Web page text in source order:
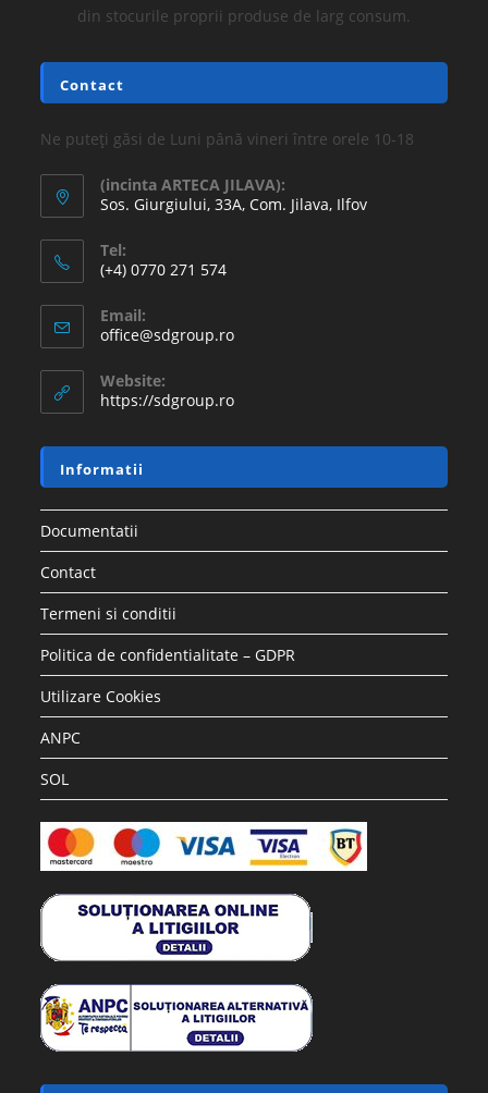
din stocurile proprii produse de larg consum.
Contact
Ne puteți găsi de Luni până vineri între orele 10-18
(incinta ARTECA JILAVA):
Sos. Giurgiului, 33A, Com. Jilava, Ilfov
Tel:
(+4) 0770 271 574
Email:
office@sdgroup.ro
Website:
https://sdgroup.ro
Informatii
Documentatii
Contact
Termeni si conditii
Politica de confidentialitate – GDPR
Utilizare Cookies
ANPC
SOL